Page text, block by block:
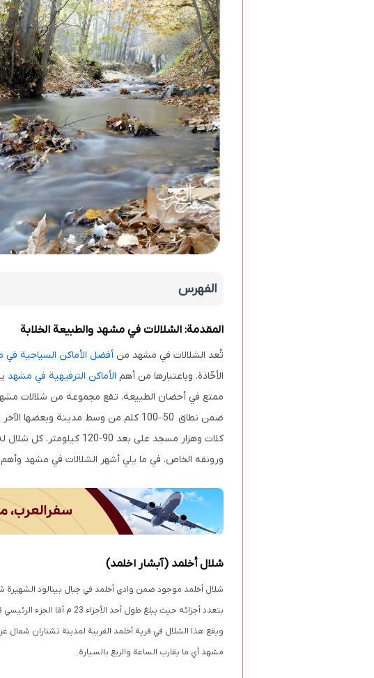
الفهرس
المقدمة: الشلالات في مشهد والطبيعة الخلابة
تُعد الشلالات في مشهد من أفضل الأماكن السياحية
الأخّاذة. وباعتبارها من أهم الأماكن الترفيهية في مشهد
ممتع في أحضان الطبيعة. تقع مجموعة من شلالات
ضمن نطاق 50–100 كلم من وسط مدينة
كلات وهزار مسجد على بعد
ورونقه الخاص. في ما يلي أشهر الشلالات في مشهد وأهم
شلال أخلمد (آبشار اخلمد)
مشهد أي ما يقارب الساعة والربع بالسيارة.